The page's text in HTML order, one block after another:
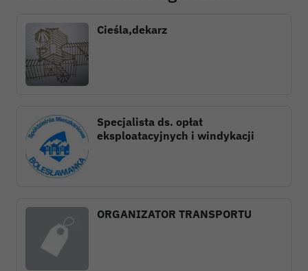
Cieśla,dekarz
Specjalista ds. opłat
eksploatacyjnych i windykacji
ORGANIZATOR TRANSPORTU